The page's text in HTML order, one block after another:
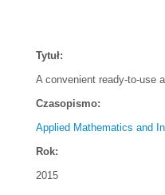
Tytuł:
A convenient ready-to-use
Czasopismo:
Applied Mathematics and
Rok:
2015